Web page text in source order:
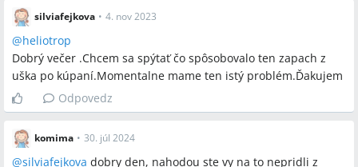
silviafejkova • 4. nov 2023
@heliotrop
Dobrý večer .Chcem sa spýtať čo spôsobovalo ten zapach z
uška po kúpaní.Momentalne mame ten istý problém.Ďakujem
Odpovedz
komima • 30. júl 2024
@silviafejkova dobry den, nahodou ste vy na to nepridli z